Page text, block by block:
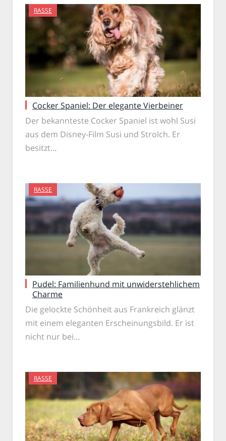
RASSE
Cocker Spaniel: Der elegante Vierbeiner
Der bekannteste Cocker Spaniel ist wohl Susi
aus dem Disney-Film Susi und Strolch. Er
besitzt…
RASSE
Pudel: Familienhund mit unwiderstehlichem
Charme
Die gelockte Schönheit aus Frankreich glänzt
mit einem eleganten Erscheinungsbild. Er ist
nicht nur bei…
RASSE